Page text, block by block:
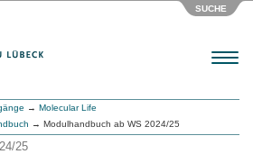
SUCHE
Menu
→ Molecular Life
→ Modulhandbuch ab WS 2024/25
25